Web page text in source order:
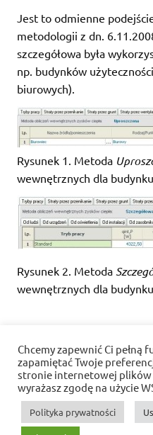
Jest to odmienne
metodologii z dn.
szczegółowa była
np. budynków
biurowych).
Rysunek 1. Metoda
wewnętrznych dla
Rysunek 2. Metoda
wewnętrznych dla
tagged withzyski
Funkcje programu
Polityka
Chcemy zapewnić Ci pełną
zapamiętać Twoje
stronie internetowej plików
wyrażasz zgodę na użycie
Polityka prywatności